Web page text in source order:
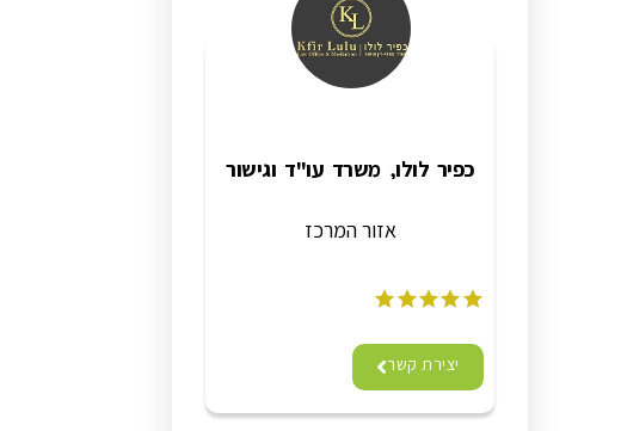
כפיר לולו, משרד עו"ד וגישור
אזור המרכז
יצירת קשר